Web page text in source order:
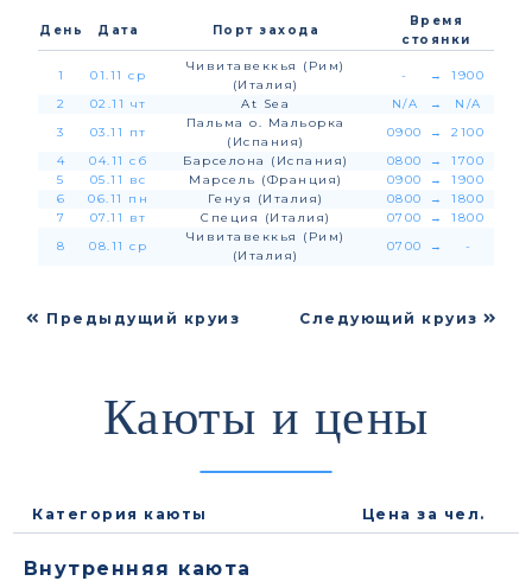
День Дата Порт захода
Время
стоянки
1 01.11 ср
Чивитавеккья (Рим)
(Италия)
- →
1900
2
02.11 чт At Sea N/A →
N/A
3
03.11 пт
Пальма о. Мальорка
(Испания)
0900 →
2100
4
04.11 сб Барселона (Испания) 0800 →
1700
5
05.11 вс Марсель (Франция) 0900 →
1900
6
06.11 пн Генуя (Италия) 0800 →
1800
7
07.11 вт Специя (Италия) 0700 →
1800
8
08.11 ср
Чивитавеккья (Рим)
(Италия)
0700 → -
Предыдущий круиз Следующий круиз
Каюты и цены
Категория каюты Цена за чел.
Внутренняя каюта